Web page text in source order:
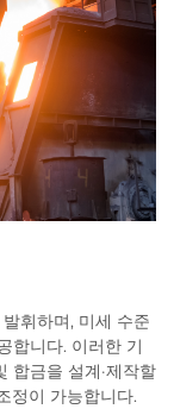
휘하며, 미세 수준
합니다. 이러한 기
합금을 설계·제작할
정이 가능합니다.